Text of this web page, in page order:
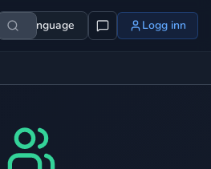
Language Logg inn